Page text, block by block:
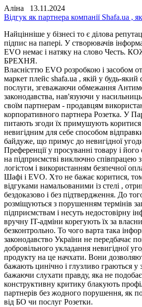
Аліна 13.11.2024
Відгук як партнера компанії Shafa.ua ,
Найцінніше у бізнесі то є ділова
підпис на папері. У створювачів
EVO немає і натяку на слово
БРЕХНЯ.
Власністтю EVO розробкою і засобом
маркет плейс shafa.ua , якій у будь-який
послуги, згеважаючи обмежання
законодавства, нав'язуючи у
своїм партнерам - продавцям
корпоративного партнера Розетка. У
питають згоди їх примушують коритися
невигідним для себе способом
байдуже, що примус до невигідної
Преференції у просуванні товару і
на підприємстві виключно співпрацею
логістом і використанням безпечної
Шафі і EVO. Хто не бажає коритися,
відгуками намальованими із стелі ,
бездоказово і без підтвердження. До
розміщуються з порушенням термінів
підприємствам і несуть недостовірну
вручну IT-адміни корегують їх за
безконтрольно. То чого варта така
законодавство України не передбачає
добровільного укладання невигідної
продукту на це начхати. Вони
бажають цинічно і глузливо граються у
бажаючи слухати правду, яка не
конструктивну критику блакують
партнерів без жодного порушення, як
від БО чи послуг Розетки.